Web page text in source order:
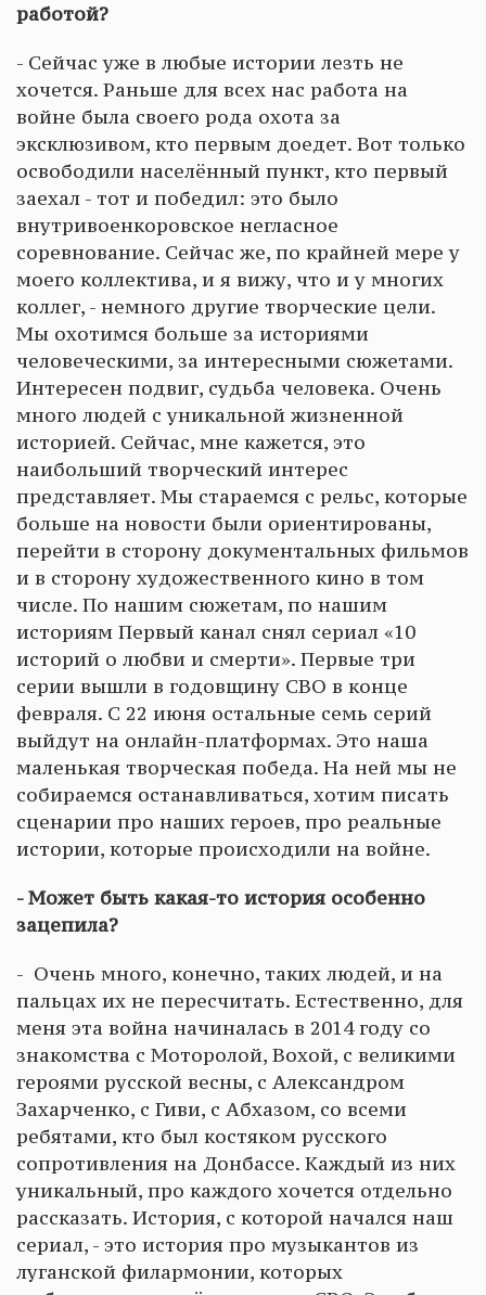
работой?
- Сейчас уже в любые истории лезть не
хочется. Раньше для всех нас работа на
войне была своего рода охота за
эксклюзивом, кто первым доедет. Вот только
освободили населённый пункт, кто первый
заехал - тот и победил: это было
внутривоенкоровское негласное
соревнование. Сейчас же, по крайней мере у
моего коллектива, и я вижу, что и у многих
коллег, - немного другие творческие цели.
Мы охотимся больше за историями
человеческими, за интересными сюжетами.
Интересен подвиг, судьба человека. Очень
много людей с уникальной жизненной
историей. Сейчас, мне кажется, это
наибольший творческий интерес
представляет. Мы стараемся с рельс, которые
больше на новости были ориентированы,
перейти в сторону документальных фильмов
и в сторону художественного кино в том
числе. По нашим сюжетам, по нашим
историям Первый канал снял сериал «10
историй о любви и смерти». Первые три
серии вышли в годовщину СВО в конце
февраля. С 22 июня остальные семь серий
выйдут на онлайн-платформах. Это наша
маленькая творческая победа. На ней мы не
собираемся останавливаться, хотим писать
сценарии про наших героев, про реальные
истории, которые происходили на войне.
- Может быть какая-то история особенно
зацепила?
- Очень много, конечно, таких людей, и на
пальцах их не пересчитать. Естественно, для
меня эта война начиналась в 2014 году со
знакомства с Моторолой, Вохой, с великими
героями русской весны, с Александром
Захарченко, с Гиви, с Абхазом, со всеми
ребятами, кто был костяком русского
сопротивления на Донбассе. Каждый из них
уникальный, про каждого хочется отдельно
рассказать. История, с которой начался наш
сериал, - это история про музыкантов из
луганской филармонии, которых